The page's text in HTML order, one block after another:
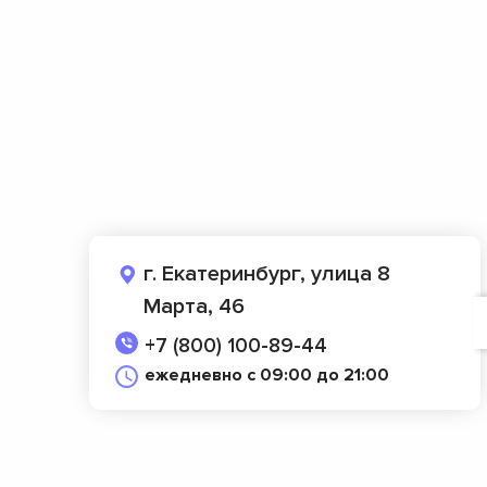
г. Екатеринбург, улица 8
Марта, 46
+7 (800) 100-89-44
ежедневно с 09:00 до 21:00